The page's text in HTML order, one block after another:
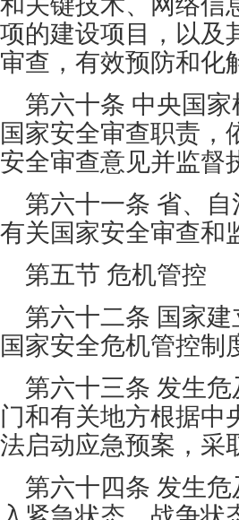
项的建设项目，以及
审查，有效预防和化
第六十条 中央国家
国家安全审查职责，
安全审查意见并监督
第六十一条 省、自
有关国家安全审查和
第五节 危机管控
第六十二条 国家建
国家安全危机管控制
第六十三条 发生危
门和有关地方根据中
法启动应急预案，采
第六十四条 发生危